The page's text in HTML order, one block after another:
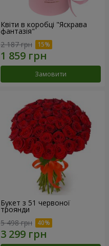
Квіти в коробці "Яскрава
фантазія"
2 187 грн
Замовити
Букет з 51 червоної
троянди
5 498 грн